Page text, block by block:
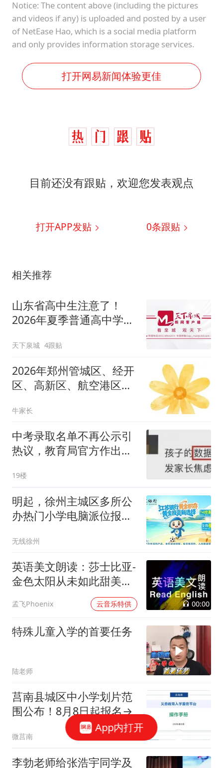
Notice: The content above (including the pictures
and videos if any) is uploaded and posted by a user
of NetEase Hao, which is a social media platform
and only provides information storage services.
打开网易新闻体验更佳
目前还没有跟贴，欢迎您发表观点
打开APP发贴 0条跟贴
相关推荐
山东省高中生注意了！
2026年夏季普通高中学业
日可查了！
天下泉城 4跟贴
2026年郑州管城区、经开
区、高新区、航空港区小
牛家长
中考录取名单不再公示引
热议，教育局官方作出回
19楼
明起，徐州主城区多所公
办热门小学电脑派位报名
无线徐州
英语美文朗读：莎士比亚-
金色太阳从未如此甜美吻
孟飞Phoenix 云音乐特供 00:00
特殊儿童入学的首要任务
陆老师
莒南县城区中小学划片范
围公布！8月8日起报名→
微莒南
李勃老师给张浩宇同学及
App内打开